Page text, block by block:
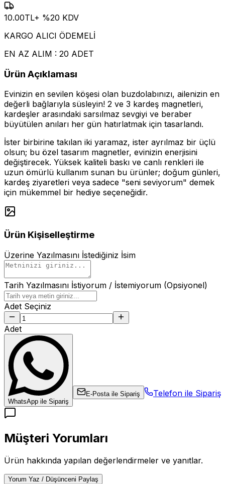
10.00TL+ %20 KDV
KARGO ALICI ÖDEMELİ
EN AZ ALIM : 20 ADET
Ürün Açıklaması
Evinizin en sevilen köşesi olan buzdolabınızı, ailenizin en
değerli bağlarıyla süsleyin! 2 ve 3 kardeş magnetleri,
kardeşler arasındaki sarsılmaz sevgiyi ve beraber
büyütülen anıları her gün hatırlatmak için tasarlandı.
İster birbirine takılan iki yaramaz, ister ayrılmaz bir üçlü
olsun; bu özel tasarım magnetler, evinizin enerjisini
değiştirecek. Yüksek kaliteli baskı ve canlı renkleri ile
uzun ömürlü kullanım sunan bu ürünler; doğum günleri,
kardeş ziyaretleri veya sadece "seni seviyorum" demek
için mükemmel bir hediye seçeneğidir.
Ürün Kişiselleştirme
Üzerine Yazılmasını İstediğiniz İsim
Tarih Yazılmasını İstiyorum / İstemiyorum (Opsiyonel)
Adet Seçiniz
Adet
WhatsApp ile Sipariş
E-Posta ile Sipariş Telefon ile Sipariş
Müşteri Yorumları
Ürün hakkında yapılan değerlendirmeler ve yanıtlar.
Yorum Yaz / Düşünceni Paylaş